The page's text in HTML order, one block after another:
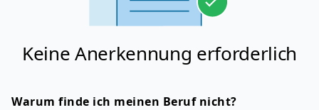
Keine Anerkennung erforderlich
Warum finde ich meinen Beruf nicht?